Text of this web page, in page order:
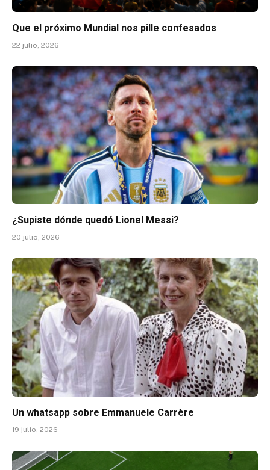
Que el próximo Mundial nos pille confesados
22 julio, 2026
¿Supiste dónde quedó Lionel Messi?
20 julio, 2026
Un whatsapp sobre Emmanuele Carrère
19 julio, 2026